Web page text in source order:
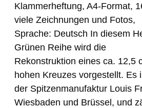
Klammerheftung, A4-Format,
viele Zeichnungen und Fotos,
Sprache: Deutsch In diesem
Grünen Reihe wird die
Rekonstruktion eines ca. 12,5
hohen Kreuzes vorgestellt. Es
der Spitzenmanufaktur Louis
Wiesbaden und Brüssel, und